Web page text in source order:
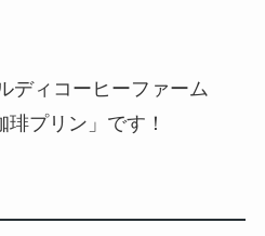
ディコーヒーファーム
琲プリン」です！